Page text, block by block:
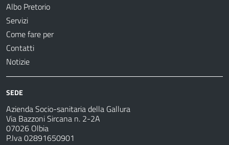
Albo Pretorio
Servizi
Come fare per
Contatti
Notizie
SEDE
Azienda Socio-sanitaria della Gallura
Via Bazzoni Sircana n. 2-2A
07026 Olbia
P.Iva 02891650901